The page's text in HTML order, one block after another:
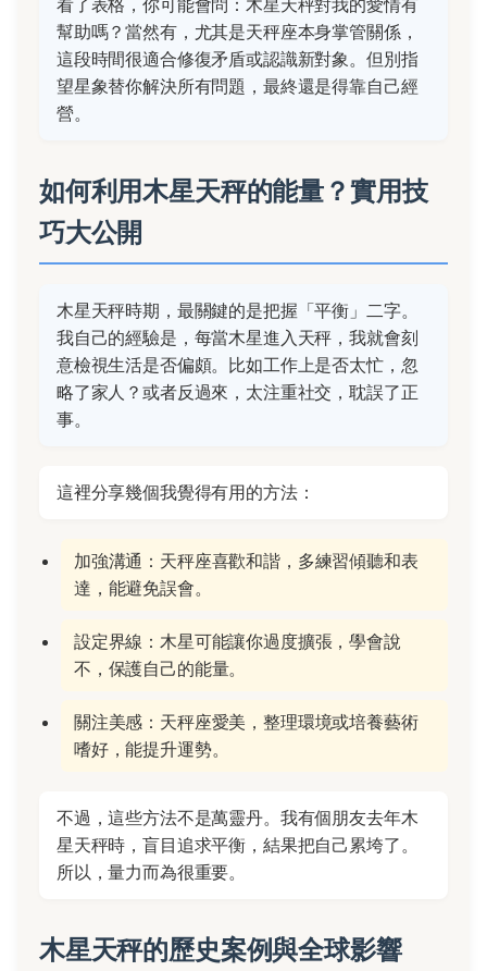
幫助嗎？當然有，尤其是天秤座本身掌管關係，
這段時間很適合修復矛盾或認識新對象。但別指
望星象替你解決所有問題，最終還是得靠自己經
營。
如何利用木星天秤的能量？實用技
巧大公開
木星天秤時期，最關鍵的是把握「平衡」二字。
我自己的經驗是，每當木星進入天秤，我就會刻
意檢視生活是否偏頗。比如工作上是否太忙，忽
略了家人？或者反過來，太注重社交，耽誤了正
事。
這裡分享幾個我覺得有用的方法：
加強溝通：天秤座喜歡和諧，多練習傾聽和表
達，能避免誤會。
設定界線：木星可能讓你過度擴張，學會說
不，保護自己的能量。
關注美感：天秤座愛美，整理環境或培養藝術
嗜好，能提升運勢。
不過，這些方法不是萬靈丹。我有個朋友去年木
星天秤時，盲目追求平衡，結果把自己累垮了。
所以，量力而為很重要。
木星天秤的歷史案例與全球影響